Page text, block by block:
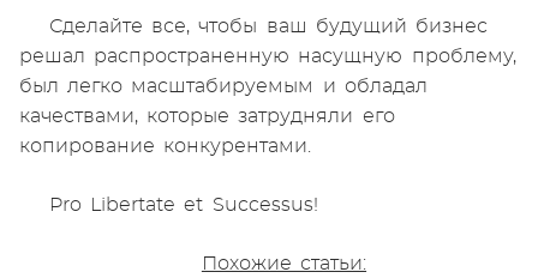
Сделайте все, чтобы ваш будущий бизнес
решал распространенную насущную проблему,
был легко масштабируемым и обладал
качествами, которые затрудняли его
копирование конкурентами.
Pro Libertate et Successus!
Похожие статьи: